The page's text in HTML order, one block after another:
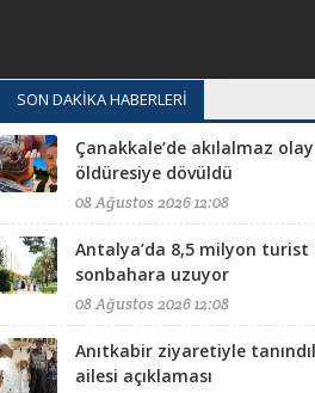
SON DAKİKA HABERLERİ
Çanakkale’de akılalmaz
öldüresiye dövüldü
08 Ağustos 2026 12:08
Antalya’da 8,5 milyon turist
sonbahara uzuyor
08 Ağustos 2026 12:08
Anıtkabir ziyaretiyle
ailesi açıklaması